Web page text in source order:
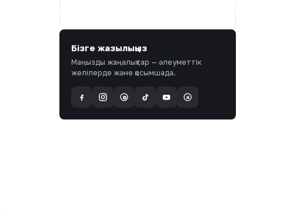
Бізге жазылыңыз
Маңызды жаңалықтар — әлеуметтік
желілерде және қосымшада.
@ a